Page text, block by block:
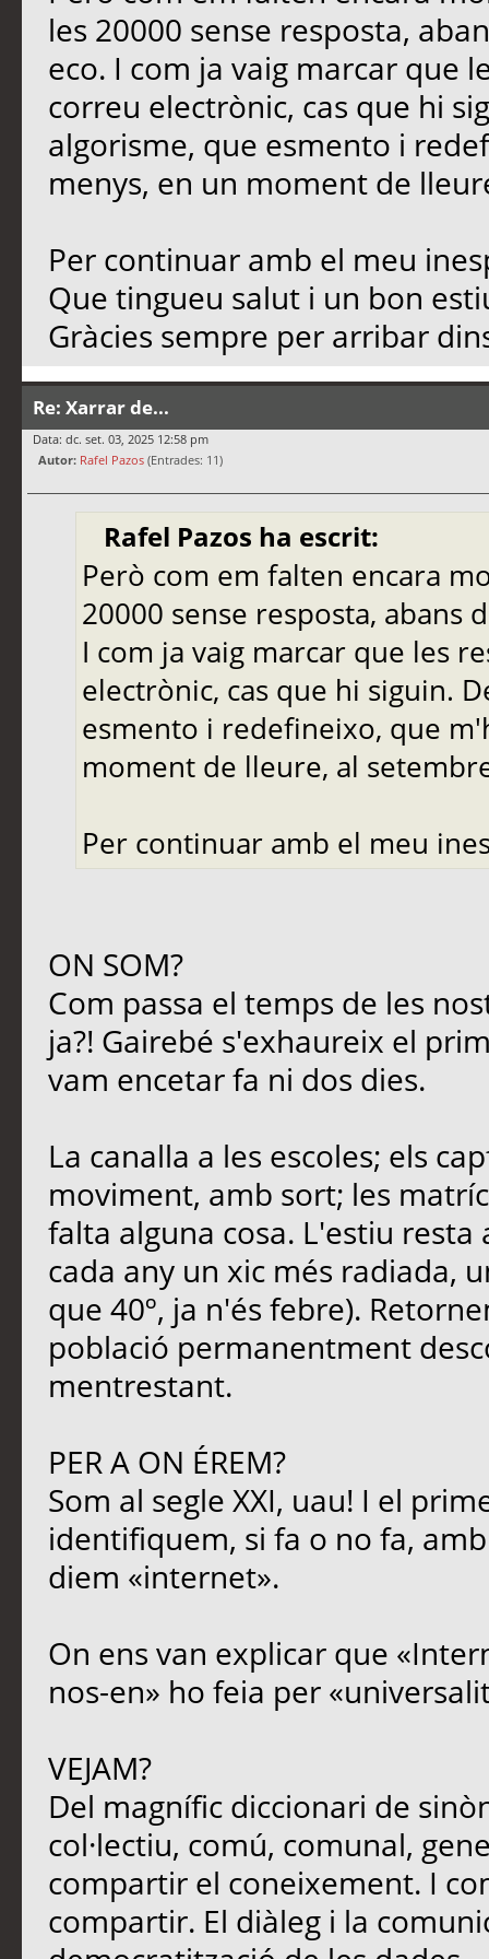
les 20000 sense resposta,
eco. I com ja vaig marcar que
correu electrònic, cas que hi
algorisme, que esmento i
menys, en un moment de
Per continuar amb el meu
Que tingueu salut i un bon
Gràcies sempre per arribar
Re: Xarrar de...
Data: dc. set. 03, 2025 12:58 pm
Autor: Rafel Pazos (Entrades: 11)
Rafel Pazos ha escrit:
Però com em falten encara
20000 sense resposta, abans
I com ja vaig marcar que les
electrònic, cas que hi siguin.
esmento i redefineixo, que
moment de lleure, al
Per continuar amb el meu
ON SOM?
Com passa el temps de les
ja?! Gairebé s'exhaureix el
vam encetar fa ni dos dies.
La canalla a les escoles; els
moviment, amb sort; les
falta alguna cosa. L'estiu
cada any un xic més radiada,
que 40º, ja n'és febre).
població permanentment
mentrestant.
PER A ON ÉREM?
Som al segle XXI, uau! I el
identifiquem, si fa o no fa,
diem «internet».
On ens van explicar que
nos-en» ho feia per
VEJAM?
Del magnífic diccionari de
col·lectiu, comú, comunal,
compartir el coneixement. I
compartir. El diàleg i la